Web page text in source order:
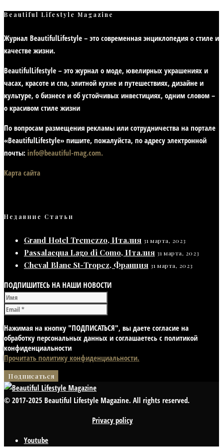
Beautiful Lifestyle Magazine
Журнал BeautifulLifestyle – это современная энциклопедия о стиле и
качестве жизни.
BeautifulLifestyle – это журнал о моде, ювелирных украшениях и
часах, красоте и спа, элитной кухне и путешествиях, дизайне и
культуре, о бизнесе и об устойчивых инвестициях, одним словом –
о красивом стиле жизни
По вопросам размещения рекламы или сотрудничества на портале
«BeautifulLifestyle» пишите, пожалуйста, по адресу электронной
почты: info@beautiful-mag.com.
Карта сайта
Недавние Статьи
Grand Hotel Tremezzo, Италия 31 марта, 2023
Passalacqua Lago di Como, Италия 31 марта, 2023
Cheval Blanc St-Tropez, Франция 31 марта, 2023
ПОДПИШИТЕСЬ НА НАШИ НОВОСТИ
Нажимая на кнопку "ПОДПИСАТЬСЯ", вы даете согласие на
обработку персональных данных и соглашаетесь с политикой
конфиденциальности
Прочитать политику конфиденциальности.
© 2017-2025 Beautiful Lifestyle Magazine. All rights reserved.
Privacy policy
Youtube